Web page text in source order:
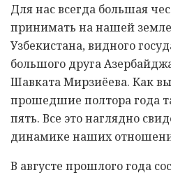
Для нас всегда большая
принимать на нашей земле
Узбекистана, видного
большого друга
Шавката Мирзиёева. Как
прошедшие полтора года
пять. Все это наглядно
динамике наших
В августе прошлого года